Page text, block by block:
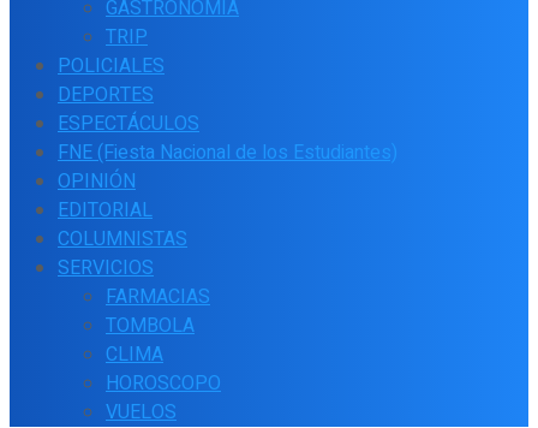
GASTRONOMÍA
TRIP
POLICIALES
DEPORTES
ESPECTÁCULOS
FNE (Fiesta Nacional de los Estudiantes)
OPINIÓN
EDITORIAL
COLUMNISTAS
SERVICIOS
FARMACIAS
TOMBOLA
CLIMA
HOROSCOPO
VUELOS